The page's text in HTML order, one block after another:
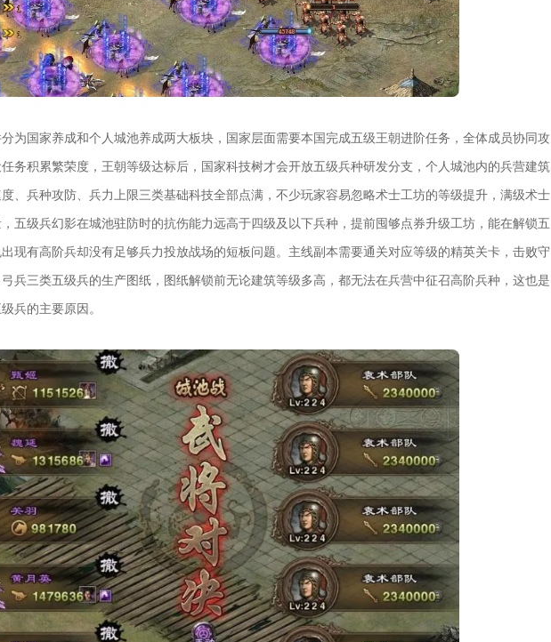
为国家养成和个人城池养成两大板块，国家层面需要本国完成五级王朝进阶任务，全体成员协同攻
务积累繁荣度，王朝等级达标后，国家科技树才会开放五级兵种研发分支，个人城池内的兵营建筑
、兵种攻防、兵力上限三类基础科技全部点满，不少玩家容易忽略术士工坊的等级提升，满级术士
五级兵幻影在城池驻防时的抗伤能力远高于四级及以下兵种，提前囤够点券升级工坊，能在解锁五
现有高阶兵却没有足够兵力投放战场的短板问题。主线副本需要通关对应等级的精英关卡，击败守
兵三类五级兵的生产图纸，图纸解锁前无论建筑等级多高，都无法在兵营中征召高阶兵种，这也是
兵的主要原因。